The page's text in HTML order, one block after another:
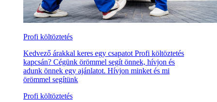
Profi költöztetés
Kedvező árakkal keres egy csapatot Profi költöztetés
kapcsán? Cégünk örömmel segít önnek, hívjon és
adunk önnek egy ajánlatot. Hívjon minket és mi
örömmel segítünk
Profi költöztetés